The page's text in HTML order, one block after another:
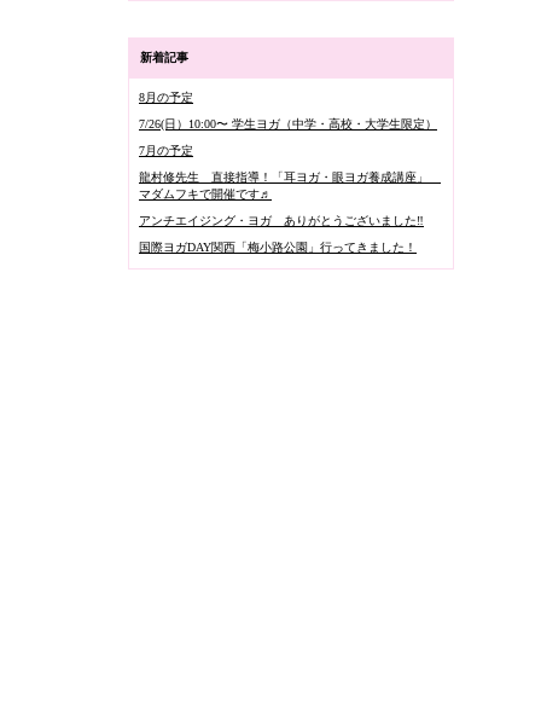
新着記事
8月の予定
7/26(日）10:00〜 学生ヨガ（中学・高校・大学生限定）
7月の予定
龍村修先生 直接指導！「耳ヨガ・眼ヨガ養成講座」
マダムフキで開催です♬
アンチエイジング・ヨガ ありがとうございました‼️
国際ヨガDAY関西「梅小路公園」行ってきました！